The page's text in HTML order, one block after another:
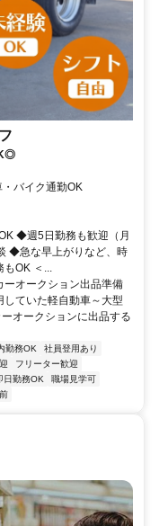
バイク通勤OK
◆週5日勤務も歓迎（月
◆急な早上がりなど、時
OK ＜...
ーオークション出品準備
ていた軽自動車～大型
オークションに出品する
勤務OK
社員登用あり
フリーター歓迎
日勤務OK
職場見学可